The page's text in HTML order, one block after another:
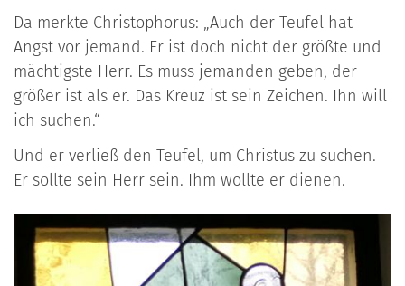
Da merkte Christophorus: „Auch der Teufel hat
Angst vor jemand. Er ist doch nicht der größte und
mächtigste Herr. Es muss jemanden geben, der
größer ist als er. Das Kreuz ist sein Zeichen. Ihn will
ich suchen.“
Und er verließ den Teufel, um Christus zu suchen.
Er sollte sein Herr sein. Ihm wollte er dienen.